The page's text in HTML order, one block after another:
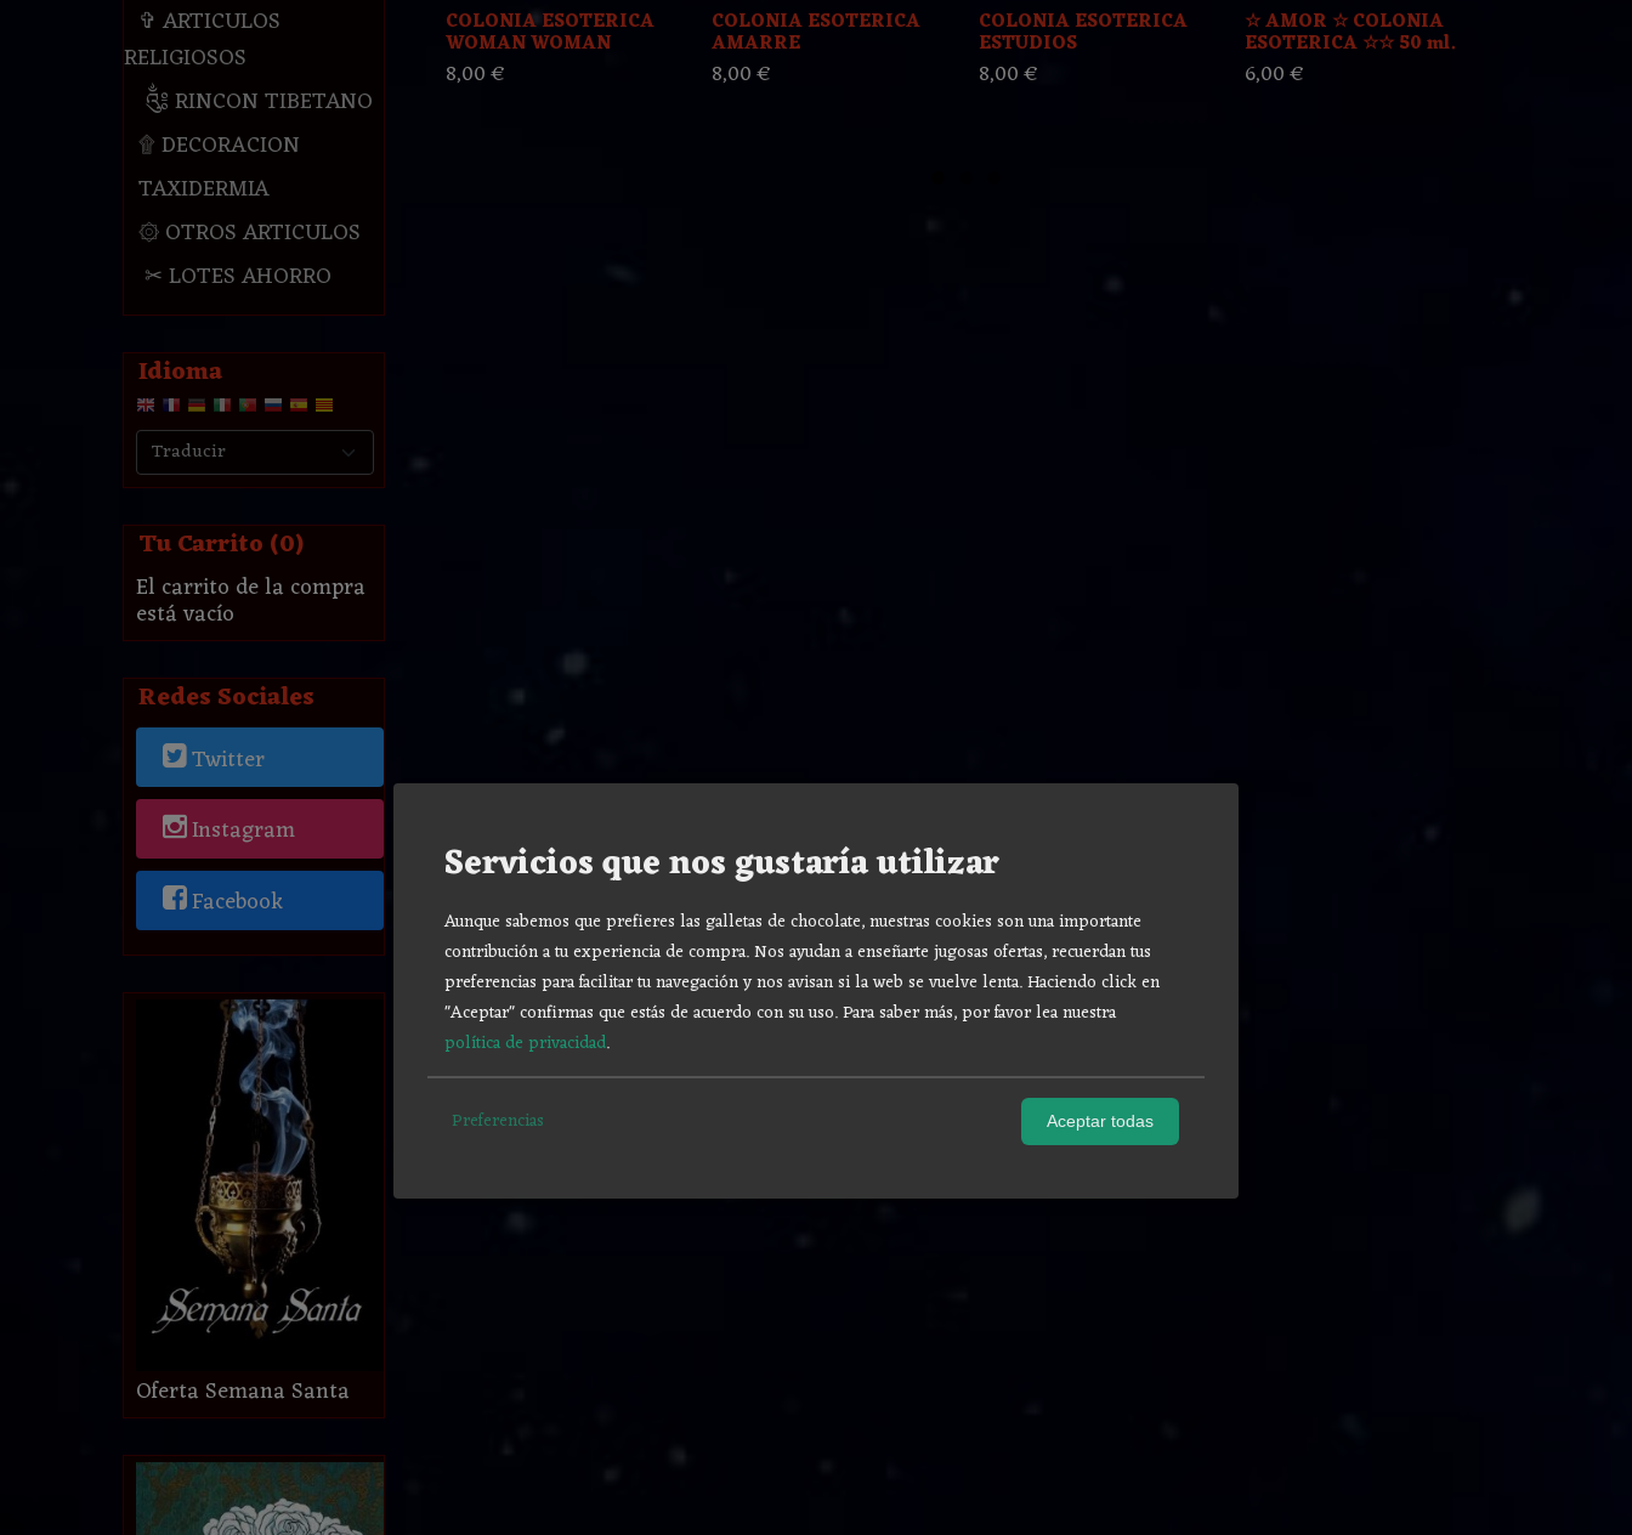
✞ ARTICULOS
RELIGIOSOS
༃ RINCON TIBETANO
۩ DECORACION
TAXIDERMIA
۞ OTROS ARTICULOS
✂ LOTES AHORRO
Idioma
Tu Carrito (0)
El carrito de la compra
está vacío
Redes Sociales
Twitter
Instagram
Facebook
Oferta Semana Santa
COLONIA ESOTERICA
WOMAN WOMAN
8,00 €
COLONIA ESOTERICA
AMARRE
8,00 €
COLONIA ESOTERICA
ESTUDIOS
8,00 €
☆ AMOR ☆ COLONIA
ESOTERICA ☆☆ 50 ml.
6,00 €
Servicios que nos gustaría utilizar
Aunque sabemos que prefieres las galletas de chocolate, nuestras cookies son una importante
contribución a tu experiencia de compra. Nos ayudan a enseñarte jugosas ofertas, recuerdan tus
preferencias para facilitar tu navegación y nos avisan si la web se vuelve lenta. Haciendo click en
"Aceptar" confirmas que estás de acuerdo con su uso.Para saber más, por favor lea nuestra
política de privacidad.
Preferencias Aceptar todas